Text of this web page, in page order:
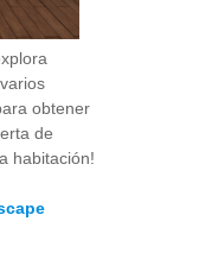
obtener
de
habitación!